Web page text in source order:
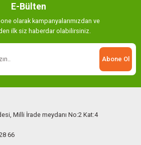
E-Bülten
olarak kampanyalarımızdan ve
ilk siz haberdar olabilirsiniz.
Abone Ol
Milli İrade meydanı No:2 Kat:4
66